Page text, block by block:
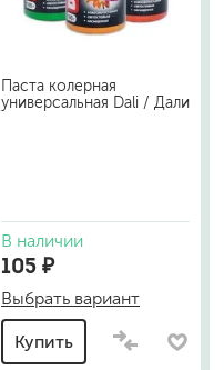
Паста колерная
универсальная Dali / Дали
В наличии
105 ₽
Выбрать вариант
Купить